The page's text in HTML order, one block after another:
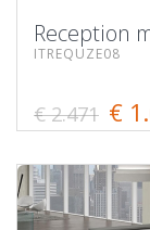
Reception
ITREQUZE08
€ 2.471 €